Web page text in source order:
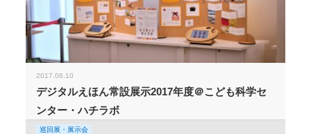
2017.06.10
デジタルえほん常設展示2017年度＠こども科学セ
ンター・ハチラボ
巡回展・展示会